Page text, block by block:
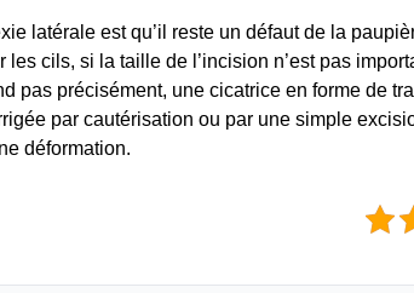
latérale est qu’il reste un défaut de la
cils, si la taille de l’incision n’est pas
pas précisément, une cicatrice en forme de
par cautérisation ou par une simple
déformation.